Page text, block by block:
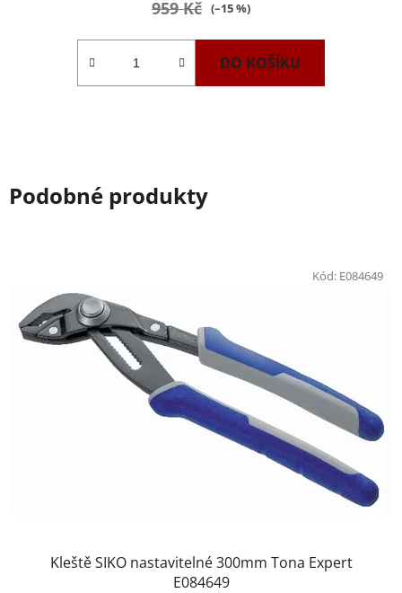
959 Kč (–15 %)
DO KOŠÍKU
Podobné produkty
Kleště SIKO nastavitelné 300mm Tona Expert
E084649
Kód: E084649